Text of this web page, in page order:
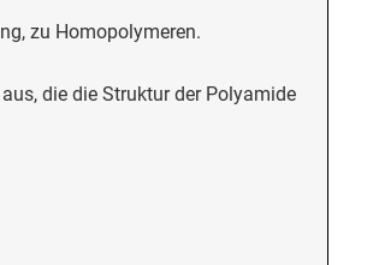
zu Homopolymeren.
die die Struktur der Polyamide